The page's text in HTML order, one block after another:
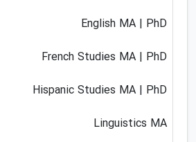
English MA | PhD
French Studies MA | PhD
Hispanic Studies MA | PhD
Linguistics MA